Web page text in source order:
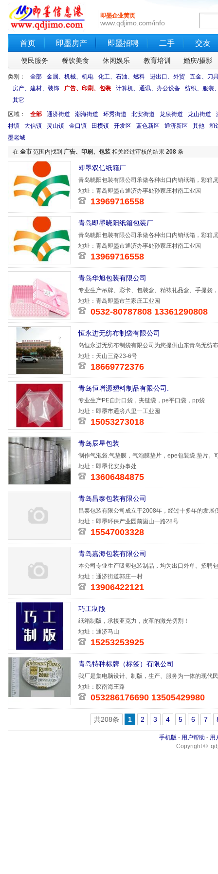
即墨企业黄页
www.qdjimo.com/info
首页 即墨房产 即墨招聘 二手 交友
便民服务 餐饮美食 休闲娱乐 教育培训 婚庆/摄影
类别： 全部 金属、机械、机电 化工、石油、燃料 进出口、外贸
五金、刀
房产、建材、装饰
广告、印刷、包装 计算机、通讯、办公设备
纺织、服装
其它
区域： 全部 通济街道 潮海街道 环秀街道 北安街道 龙泉街道 龙山街道
村镇
大信镇 灵山镇 金口镇 田横镇 开发区 蓝色新区 通济新区 其他
和
墨老城
在 全市 范围内找到 广告、印刷、包装 相关经过审核的结果 208 条
即墨双信纸箱厂
青岛晓阳包装有限公司承做各种出口内销纸箱，彩箱,
的信誉和
地址：青岛即墨市通济办事处孙家庄村南工业园
13969716558
青岛即墨晓阳纸箱包装厂
青岛晓阳包装有限公司承做各种出口内销纸箱，彩箱,
的信誉和
地址：青岛即墨市通济办事处孙家庄村南工业园
13969716558
青岛华旭包装有限公司
专业生产吊牌、彩卡、包装盒、精裱礼品盒、手提袋
地址：青岛即墨市兰家庄工业园
0532-80787808 13361290808
恒永进无纺布制袋有限公司
岛恒永进无纺布制袋有限公司为您提供山东青岛无纺
断的创新，
地址：天山三路23-6号
18669772376
青岛恒增源塑料制品有限公司.
专业生产PE自封口袋，夹链袋，pe平口袋，pp袋
地址：即墨市通济八里一工业园
15053273018
青岛辰星包装
制作气泡袋.气垫膜，气泡膜垫片，epe包装袋.垫片
50*10，30*30，10
地址：即墨北安办事处
13606484875
青岛昌泰包装有限公司
昌泰包装有限公司成立于2008年，经过十多年的发
万元。公司现
地址：即墨环保产业园前崮山一路28号
15547003328
青岛嘉海包装有限公司
本公司专业生产吸塑包装制品，均为出口外单。招聘
资发放及
地址：通济街道郭庄一村
13906422121
巧工制版
纸箱制版，承接亚克力，皮革的激光切割！
地址：通济马山
15253253925
青岛特种标牌（标签）有限公司
我厂是集电脑设计、制版，生产、服务为一体的现代
足”为经营
地址：胶南海王路
053286176690 13505429980
共208条 1 2 3 4 5 6 7
手机版 - 用户帮助 - 用
Copyright ©